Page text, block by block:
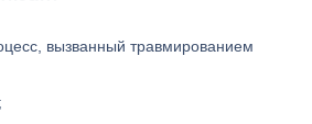
вызванный травмированием